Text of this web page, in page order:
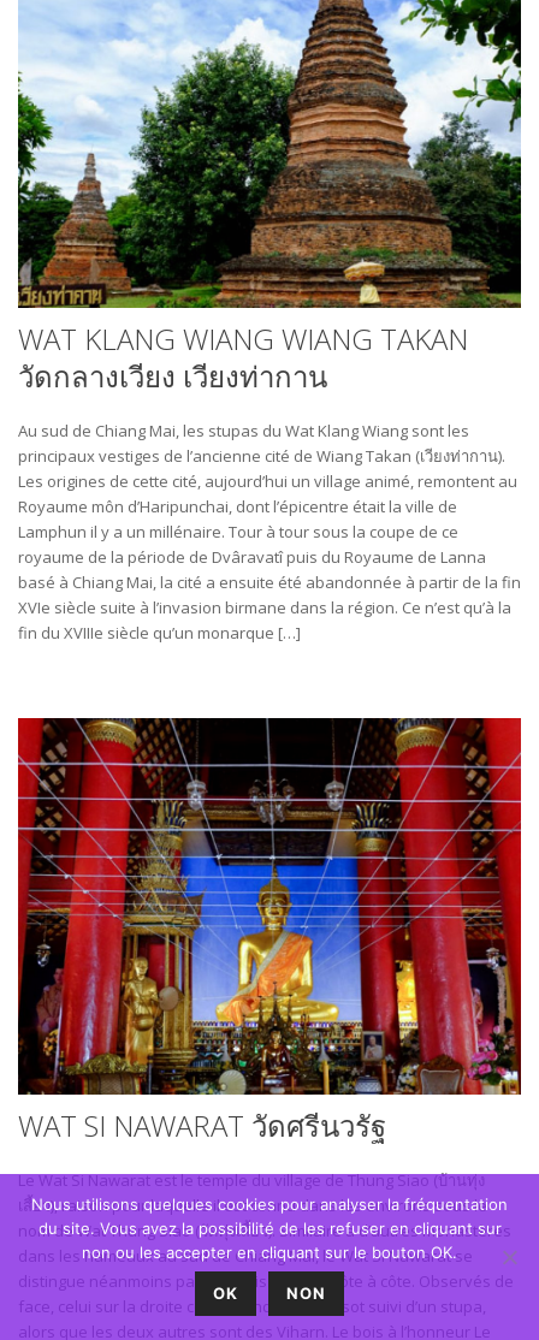
WAT KLANG WIANG WIANG TAKAN
วัดกลางเวียง เวียงท่ากาน
Au sud de Chiang Mai, les stupas du Wat Klang Wiang sont les
principaux vestiges de l’ancienne cité de Wiang Takan (เวียง​ท่า​กาน).
Les origines de cette cité, aujourd’hui un village animé, remontent au
Royaume môn d’Haripunchai, dont l’épicentre était la ville de
Lamphun il y a un millénaire. Tour à tour sous la coupe de ce
royaume de la période de Dvâravatî puis du Royaume de Lanna
basé à Chiang Mai, la cité a ensuite été abandonnée à partir de la fin
XVIe siècle suite à l’invasion birmane dans la région. Ce n’est qu’à la
fin du XVIIIe siècle qu’un monarque […]
WAT SI NAWARAT วัดศรีนวรัฐ
Le Wat Si Nawarat est le temple du village de Thung Siao (บ้านทุ่ง
เสี้ยว), raison pour laquelle il est connu dans les environs sous le
nom de Wat Thung Siao (วัดทุ่งเสี้ยว). Similaire à d’autres monastères
dans les hameaux au sud de Chiang Mai, le Wat Si Nawarat se
distingue néanmoins par ses trois édifices côte à côte. Observés de
face, celui sur la droite correspond à un Ubosot suivi d’un stupa,
alors que les deux autres sont des Viharn. Le bois à l’honneur Le
Nous utilisons quelques cookies pour analyser la fréquentation
du site. Vous avez la possibilité de les refuser en cliquant sur
non ou les accepter en cliquant sur le bouton OK.
OK NON